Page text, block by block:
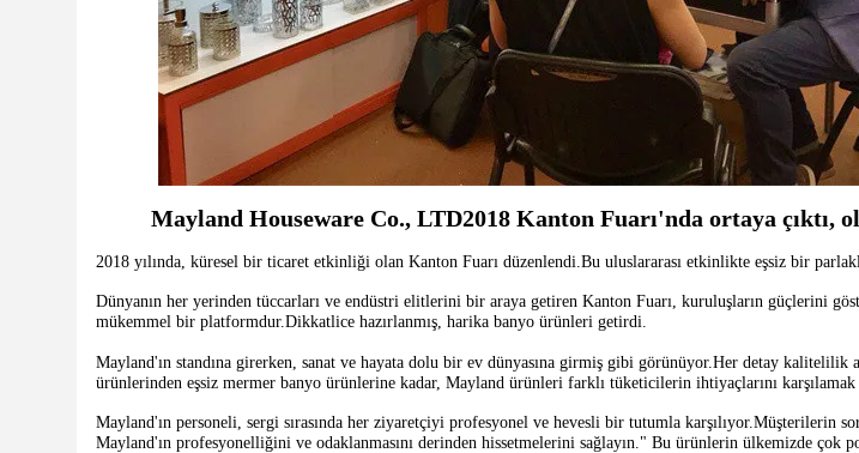
Mayland Houseware Co., LTD2018 Kanton Fuarı'nda ortaya çıktı,
2018 yılında, küresel bir ticaret etkinliği olan Kanton Fuarı düzenlendi.Bu uluslararası etkinlikte eşsiz bir
Dünyanın her yerinden tüccarları ve endüstri elitlerini bir araya getiren Kanton Fuarı, kuruluşların güçlerini
mükemmel bir platformdur.Dikkatlice hazırlanmış, harika banyo ürünleri getirdi.
Mayland'ın standına girerken, sanat ve hayata dolu bir ev dünyasına girmiş gibi görünüyor.Her detay kalitelilik
ürünlerinden eşsiz mermer banyo ürünlerine kadar, Mayland ürünleri farklı tüketicilerin ihtiyaçlarını
Mayland'ın personeli, sergi sırasında her ziyaretçiyi profesyonel ve hevesli bir tutumla karşılıyor.Müşterilerin
Mayland'ın profesyonelliğini ve odaklanmasını derinden hissetmelerini sağlayın." Bu ürünlerin ülkemizde çok